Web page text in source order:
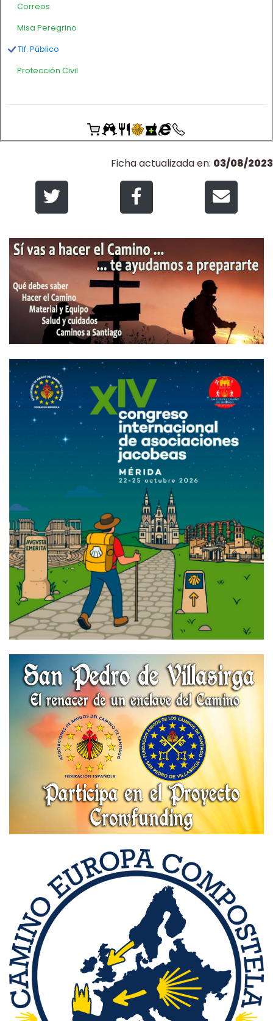
Correos
Misa Peregrino
Tlf. Público
Protección Civil
Ficha actualizada en: 03/08/2023